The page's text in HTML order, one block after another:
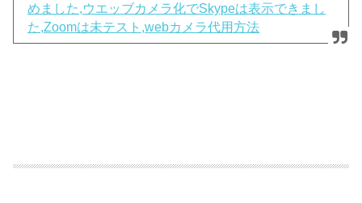
めました,ウエッブカメラ化でSkypeは表示できまし
た,Zoomは未テスト,webカメラ代用方法